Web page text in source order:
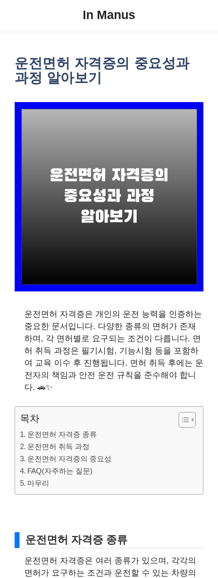
In Manus
운전면허 자격증의 중요성과
과정 알아보기
운전면허 자격증은 개인의 운전 능력을 인증하는
중요한 문서입니다. 다양한 종류의 면허가 존재
하며, 각 면허별로 요구되는 조건이 다릅니다. 면
허 취득 과정은 필기시험, 기능시험 등을 포함하
여 교육 이수 후 진행됩니다. 면허 취득 후에는 운
전자의 책임과 안전 운전 규칙을 준수해야 합니
다. 🚗✨
목차
운전면허 자격증 종류
운전면허 취득 과정
운전면허 자격증의 중요성
FAQ(자주하는 질문)
마무리
운전면허 자격증 종류
운전면허 자격증은 여러 종류가 있으며, 각각의
면허가 요구하는 조건과 운전할 수 있는 차량의